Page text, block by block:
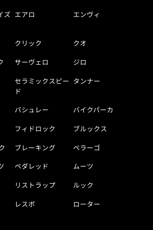
ズ エアロ エンヴィ
クリック
クオ
サーヴェロ
ジロ
セラミックスピー
ド
タンナー
パシュレー
バイクパーカ
フィドロック
ブルックス
ブレーキング
ペラーゴ
ペダレッド
ムーツ
リストラップ
ルック
レスポ ローター